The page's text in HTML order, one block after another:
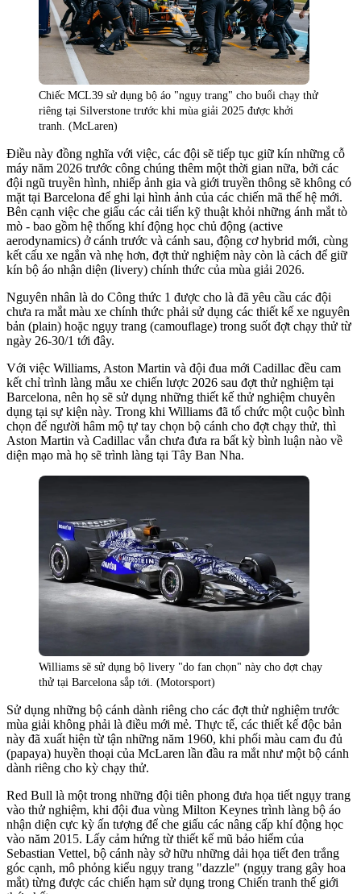
Chiếc MCL39 sử dụng bộ áo "ngụy trang" cho buổi chạy thử
riêng tại Silverstone trước khi mùa giải 2025 được khởi
tranh. (McLaren)
Điều này đồng nghĩa với việc, các đội sẽ tiếp tục giữ kín những cỗ
máy năm 2026 trước công chúng thêm một thời gian nữa, bởi các
đội ngũ truyền hình, nhiếp ảnh gia và giới truyền thông sẽ không có
mặt tại Barcelona để ghi lại hình ảnh của các chiến mã thế hệ mới.
Bên cạnh việc che giấu các cải tiến kỹ thuật khỏi những ánh mắt tò
mò - bao gồm hệ thống khí động học chủ động (active
aerodynamics) ở cánh trước và cánh sau, động cơ hybrid mới, cùng
kết cấu xe ngắn và nhẹ hơn, đợt thử nghiệm này còn là cách để giữ
kín bộ áo nhận diện (livery) chính thức của mùa giải 2026.
Nguyên nhân là do Công thức 1 được cho là đã yêu cầu các đội
chưa ra mắt màu xe chính thức phải sử dụng các thiết kế xe nguyên
bản (plain) hoặc ngụy trang (camouflage) trong suốt đợt chạy thử từ
ngày 26-30/1 tới đây.
Với việc Williams, Aston Martin và đội đua mới Cadillac đều cam
kết chỉ trình làng mẫu xe chiến lược 2026 sau đợt thử nghiệm tại
Barcelona, nên họ sẽ sử dụng những thiết kế thử nghiệm chuyên
dụng tại sự kiện này. Trong khi Williams đã tổ chức một cuộc bình
chọn để người hâm mộ tự tay chọn bộ cánh cho đợt chạy thử, thì
Aston Martin và Cadillac vẫn chưa đưa ra bất kỳ bình luận nào về
diện mạo mà họ sẽ trình làng tại Tây Ban Nha.
Williams sẽ sử dụng bộ livery "do fan chọn" này cho đợt chạy
thử tại Barcelona sắp tới. (Motorsport)
Sử dụng những bộ cánh dành riêng cho các đợt thử nghiệm trước
mùa giải không phải là điều mới mẻ. Thực tế, các thiết kế độc bản
này đã xuất hiện từ tận những năm 1960, khi phối màu cam đu đủ
(papaya) huyền thoại của McLaren lần đầu ra mắt như một bộ cánh
dành riêng cho kỳ chạy thử.
Red Bull là một trong những đội tiên phong đưa họa tiết ngụy trang
vào thử nghiệm, khi đội đua vùng Milton Keynes trình làng bộ áo
nhận diện cực kỳ ấn tượng để che giấu các nâng cấp khí động học
vào năm 2015. Lấy cảm hứng từ thiết kế mũ bảo hiểm của
Sebastian Vettel, bộ cánh này sở hữu những dải họa tiết đen trắng
góc cạnh, mô phỏng kiểu ngụy trang "dazzle" (ngụy trang gây hoa
mắt) từng được các chiến hạm sử dụng trong Chiến tranh thế giới